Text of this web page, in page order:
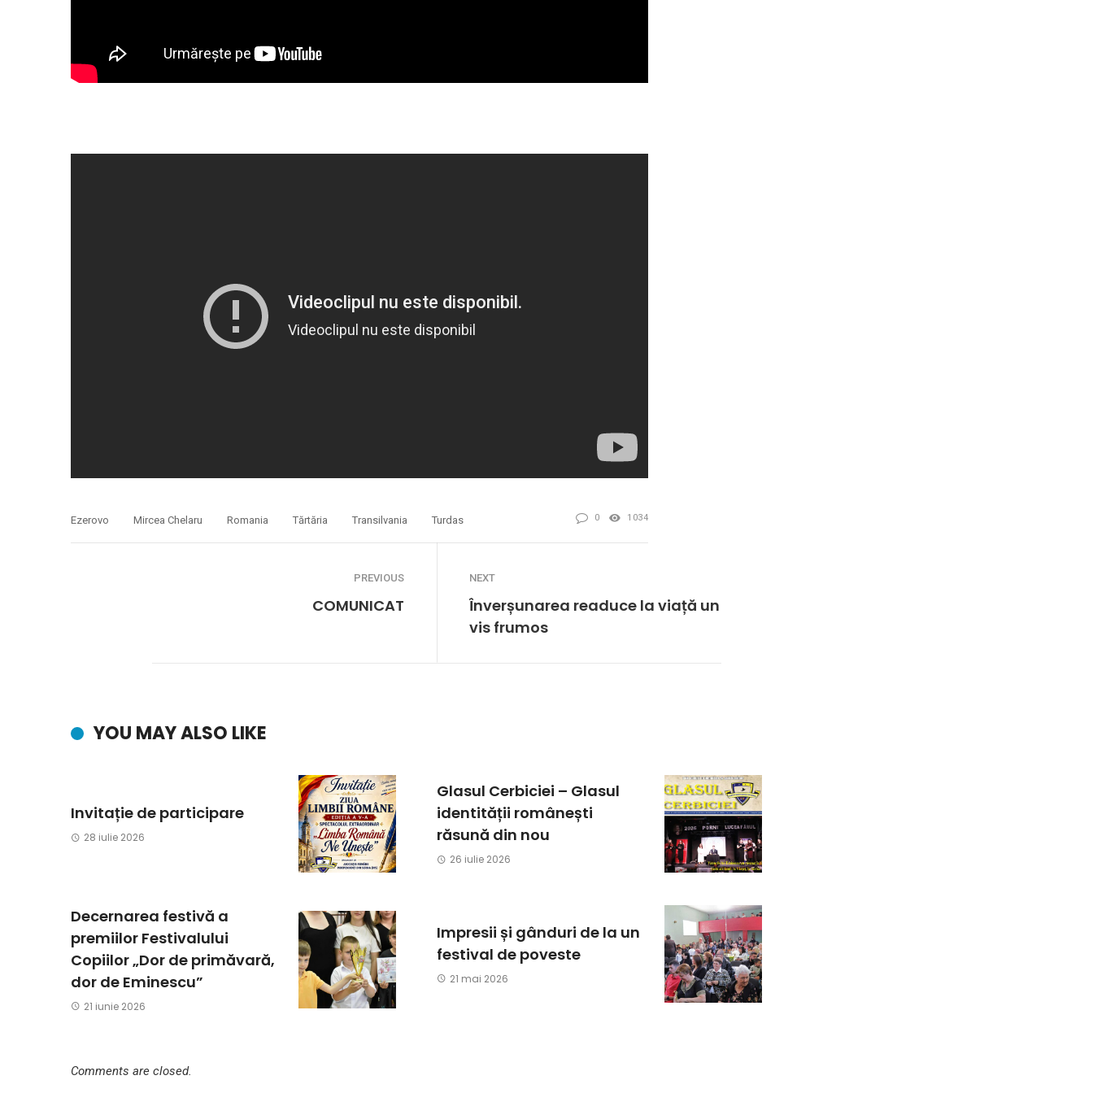
Ezerovo Mircea Chelaru Romania Tărtăria Transilvania Turdas 0 1034
PREVIOUS
COMUNICAT
NEXT
Înverșunarea readuce la viață un
vis frumos
YOU MAY ALSO LIKE
Invitație de participare
28 iulie 2026
Glasul Cerbiciei – Glasul
identității românești
răsună din nou
26 iulie 2026
Decernarea festivă a
premiilor Festivalului
Copiilor „Dor de primăvară,
dor de Eminescu”
21 iunie 2026
Impresii și gânduri de la un
festival de poveste
21 mai 2026
Comments are closed.